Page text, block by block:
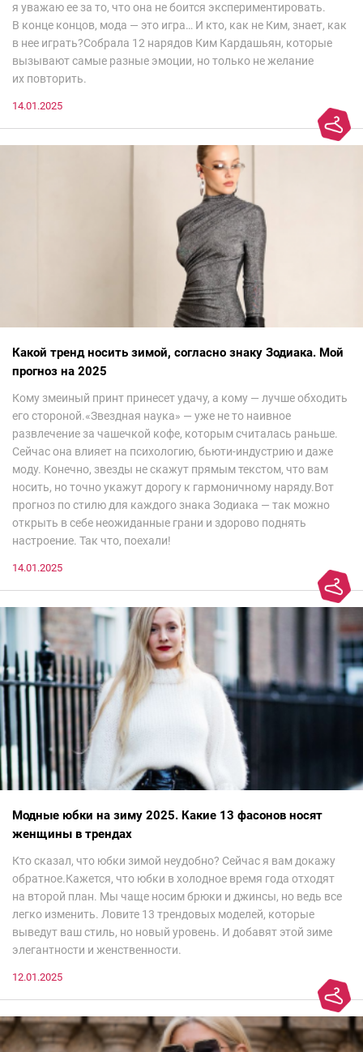
я уважаю ее за то, что она не боится экспериментировать.
В конце концов, мода — это игра… И кто, как не Ким, знает, как
в нее играть?Собрала 12 нарядов Ким Кардашьян, которые
вызывают самые разные эмоции, но только не желание
их повторить.
14.01.2025
Какой тренд носить зимой, согласно знаку Зодиака. Мой
прогноз на 2025
Кому змеиный принт принесет удачу, а кому — лучше обходить
его стороной.«Звездная наука» — уже не то наивное
развлечение за чашечкой кофе, которым считалась раньше.
Сейчас она влияет на психологию, бьюти-индустрию и даже
моду. Конечно, звезды не скажут прямым текстом, что вам
носить, но точно укажут дорогу к гармоничному наряду.Вот
прогноз по стилю для каждого знака Зодиака — так можно
открыть в себе неожиданные грани и здорово поднять
настроение. Так что, поехали!
14.01.2025
Модные юбки на зиму 2025. Какие 13 фасонов носят
женщины в трендах
Кто сказал, что юбки зимой неудобно? Сейчас я вам докажу
обратное.Кажется, что юбки в холодное время года отходят
на второй план. Мы чаще носим брюки и джинсы, но ведь все
легко изменить. Ловите 13 трендовых моделей, которые
выведут ваш стиль, но новый уровень. И добавят этой зиме
элегантности и женственности.
12.01.2025